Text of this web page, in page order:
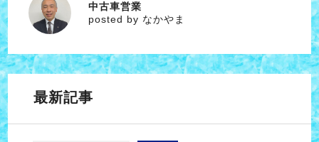
なかやま
中古車営業
posted by なかやま
最新記事